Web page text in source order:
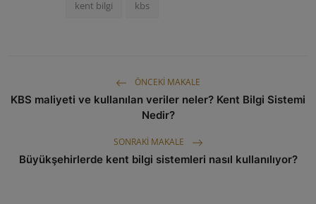
kent bilgi kbs
ÖNCEKI MAKALE
KBS maliyeti ve kullanılan veriler neler? Kent Bilgi Sistemi
Nedir?
SONRAKI MAKALE
Büyükşehirlerde kent bilgi sistemleri nasıl kullanılıyor?